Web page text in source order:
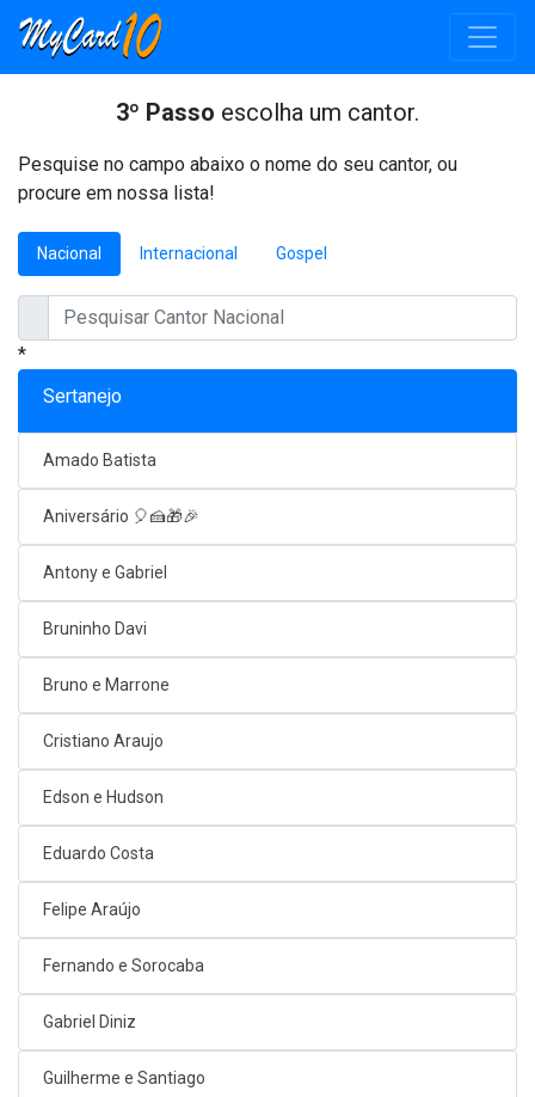
3º Passo escolha um cantor.
Pesquise no campo abaixo o nome do seu cantor, ou
procure em nossa lista!
Nacional Internacional Gospel
*
Sertanejo
Amado Batista
Aniversário 🎈🍰🎁🎉
Antony e Gabriel
Bruninho Davi
Bruno e Marrone
Cristiano Araujo
Edson e Hudson
Eduardo Costa
Felipe Araújo
Fernando e Sorocaba
Gabriel Diniz
Guilherme e Santiago